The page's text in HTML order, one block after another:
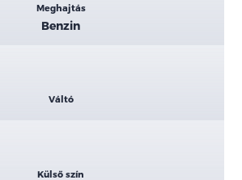
Meghajtás
Benzin
Váltó
Külső szín